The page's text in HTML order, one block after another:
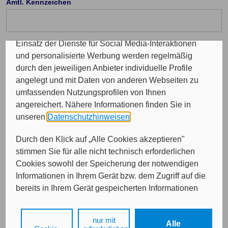
Programme sowie für personalisierte Werbung.
weitere Verantwortliche weitergegeben. Bei dem
Einsatz der Dienste für Social Media-Interaktionen
und personalisierte Werbung werden regelmäßig
durch den jeweiligen Anbieter individuelle Profile
angelegt und mit Daten von anderen Webseiten zu
umfassenden Nutzungsprofilen von Ihnen
angereichert. Nähere Informationen finden Sie in
unseren Datenschutzhinweisen
Durch den Klick auf „Alle Cookies akzeptieren"
stimmen Sie für alle nicht technisch erforderlichen
Cookies sowohl der Speicherung der notwendigen
Informationen in Ihrem Gerät bzw. dem Zugriff auf die
bereits in Ihrem Gerät gespeicherten Informationen
Ihrer Daten zu den angegebenen Zwecken in unseren
Datenschutzhinweisengemäß Art. 6 Abs. 1 lit. a
Alle
nur mit
Amtl. Kennzeichen
Telefon Vorwahl: (optional)
Durchwahl (optional)